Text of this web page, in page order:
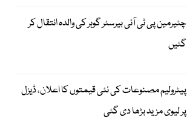
چئیرمین پی ٹی آئی بیرسٹر گوہر کی والدہ انتقال کر
گئیں
پیٹرولیم مصنوعات کی نئی قیمتوں کا اعلان، ڈیزل
پر لیوی مزید بڑھا دی گئی